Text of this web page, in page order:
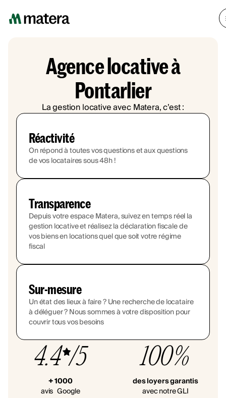
Agence locative à
Pontarlier
La gestion locative avec Matera, c’est :
Réactivité
On répond à toutes vos questions et aux questions
de vos locataires sous 48h !
Transparence
Depuis votre espace Matera, suivez en temps réel la
gestion locative et réalisez la déclaration fiscale de
vos biens en locations quel que soit votre régime
fiscal
Sur-mesure
Un état des lieux à faire ? Une recherche de locataire
à déléguer ? Nous sommes à votre disposition pour
couvrir tous vos besoins
4.4 /5
+ 1000
avis Google
100%
des loyers garantis
avec notre GLI